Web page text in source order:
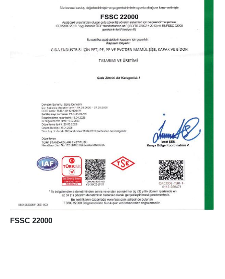
FSSC 22000